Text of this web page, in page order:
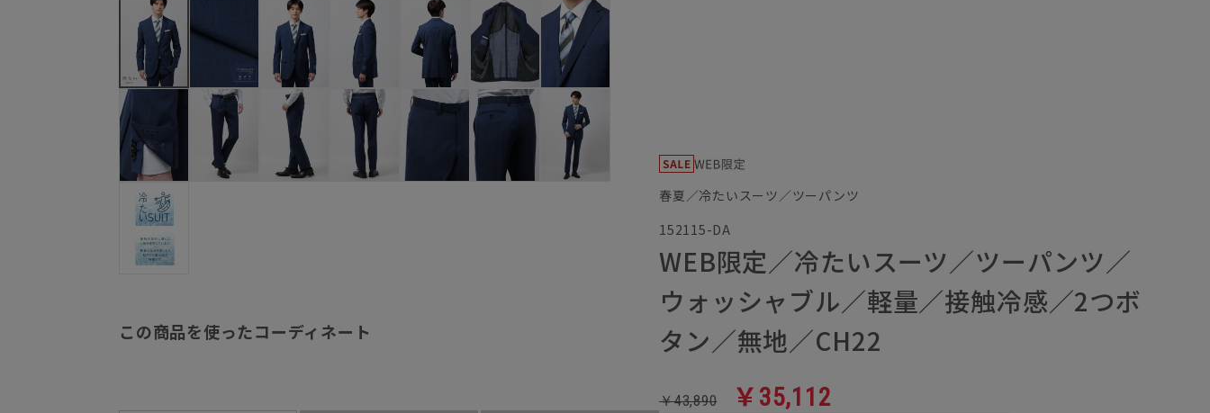
この商品を使ったコーディネート
春夏／冷たいスーツ／ツーパンツ
152115-DA
WEB限定／冷たいスーツ／ツーパンツ／
ウォッシャブル／軽量／接触冷感／2つボ
タン／無地／CH22
￥43,890 ￥35,112